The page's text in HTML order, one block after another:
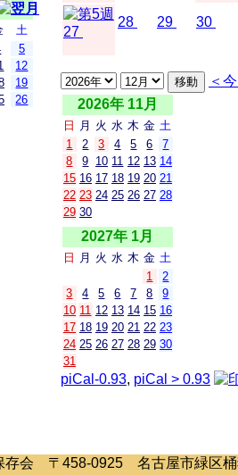
土
5
12
19
26
27
28 29 30
＜
2026年 11月
日 月 火 水 木 金 土
1
2 3 4 5 6
7
8
9 10 11 12 13 14
15 16 17 18 19 20 21
22 23 24 25 26 27 28
29 30
2027年 1月
日 月 火 水 木 金 土
1
2
3
4 5 6 7 8
9
10 11 12 13 14 15 16
17 18 19 20 21 22 23
24 25 26 27 28 29 30
31
piCal-0.93, piCal > 0.93
存会 〒458-0925 名古屋市緑区